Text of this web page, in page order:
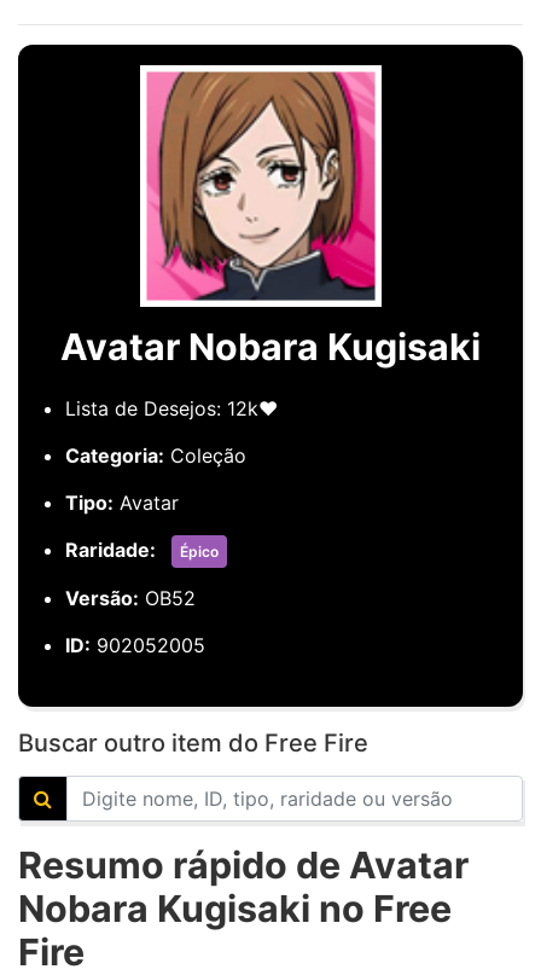
Avatar Nobara Kugisaki
Lista de Desejos: 12k❤️
Categoria: Coleção
Tipo: Avatar
Raridade:
Épico
Versão: OB52
ID: 902052005
Buscar outro item do Free Fire
Resumo rápido de Avatar
Nobara Kugisaki no Free
Fire